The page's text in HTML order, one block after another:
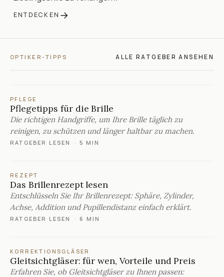
ENTDECKEN →
OPTIKER-TIPPS ALLE RATGEBER ANSEHEN
PFLEGE
Pflegetipps für die Brille
Die richtigen Handgriffe, um Ihre Brille täglich zu
reinigen, zu schützen und länger haltbar zu machen.
RATGEBER LESEN · 5 MIN
REZEPT
Das Brillenrezept lesen
Entschlüsseln Sie Ihr Brillenrezept: Sphäre, Zylinder,
Achse, Addition und Pupillendistanz einfach erklärt.
RATGEBER LESEN · 6 MIN
KORREKTIONSGLÄSER
Gleitsichtgläser: für wen, Vorteile und Preis
Erfahren Sie, ob Gleitsichtgläser zu Ihnen passen: